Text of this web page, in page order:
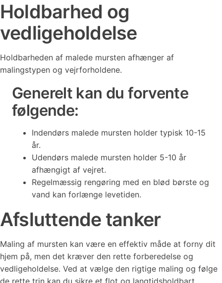
Holdbarhed og
vedligeholdelse
Holdbarheden af malede mursten afhænger af
malingstypen og vejrforholdene.
Generelt kan du forvente
følgende:
Indendørs malede mursten holder typisk 10-15
år.
Udendørs malede mursten holder 5-10 år
afhængigt af vejret.
Regelmæssig rengøring med en blød børste og
vand kan forlænge levetiden.
Afsluttende tanker
Maling af mursten kan være en effektiv måde at forny dit
hjem på, men det kræver den rette forberedelse og
vedligeholdelse. Ved at vælge den rigtige maling og følge
de rette trin kan du sikre et flot og langtidsholdbart